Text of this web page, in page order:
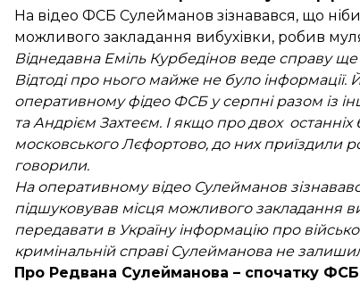
На відео ФСБ Сулейманов зізнавався, що
можливого закладання вибухівки, робив
Віднедавна Еміль Курбедінов веде справу
Відтоді про нього майже не було
оперативному фідео ФСБу серпні разом із
та Андрієм Захтеєм. І якщо про двох
московського Лєфортово, до них приїздили
говорили.
На оперативному відео Сулейманов
підшуковував місця можливого закладання
передавати в Україну інформацію про
кримінальній справі Сулейманова не
Про Редвана Сулейманова – спочатку